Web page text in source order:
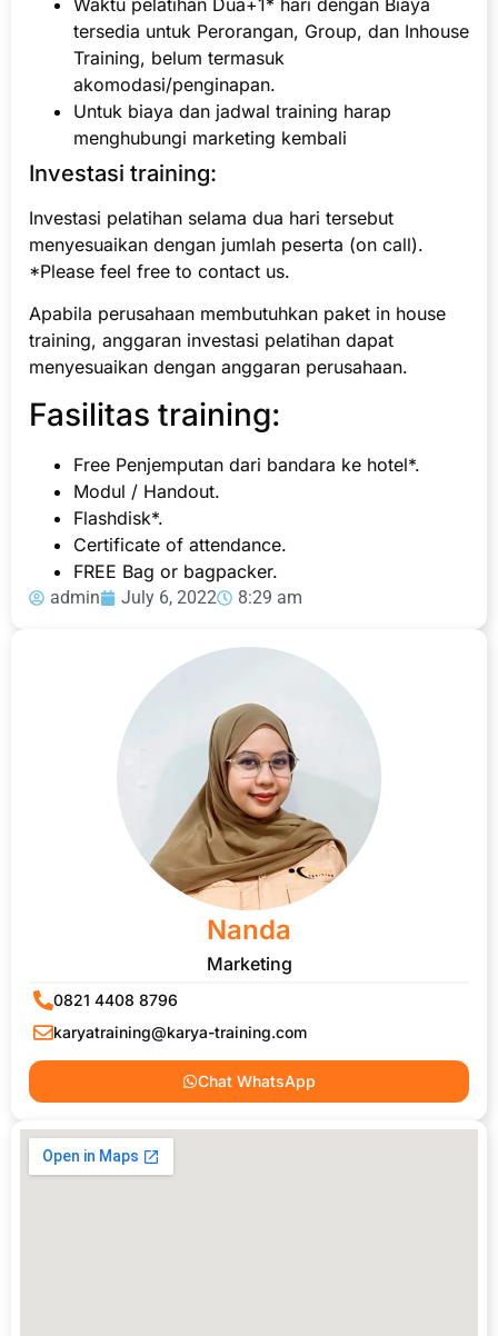
tersedia untuk Perorangan, Group, dan Inhouse
Training, belum termasuk
akomodasi/penginapan.
Untuk biaya dan jadwal training harap
menghubungi marketing kembali
Investasi training:
Investasi pelatihan selama dua hari tersebut
menyesuaikan dengan jumlah peserta (on call).
*Please feel free to contact us.
Apabila perusahaan membutuhkan paket in house
training, anggaran investasi pelatihan dapat
menyesuaikan dengan anggaran perusahaan.
Fasilitas training:
Free Penjemputan dari bandara ke hotel*.
Modul / Handout.
Flashdisk*.
Certificate of attendance.
FREE Bag or bagpacker.
admin July 6, 2022 8:29 am
Nanda
Marketing
0821 4408 8796
karyatraining@karya-training.com
Chat WhatsApp